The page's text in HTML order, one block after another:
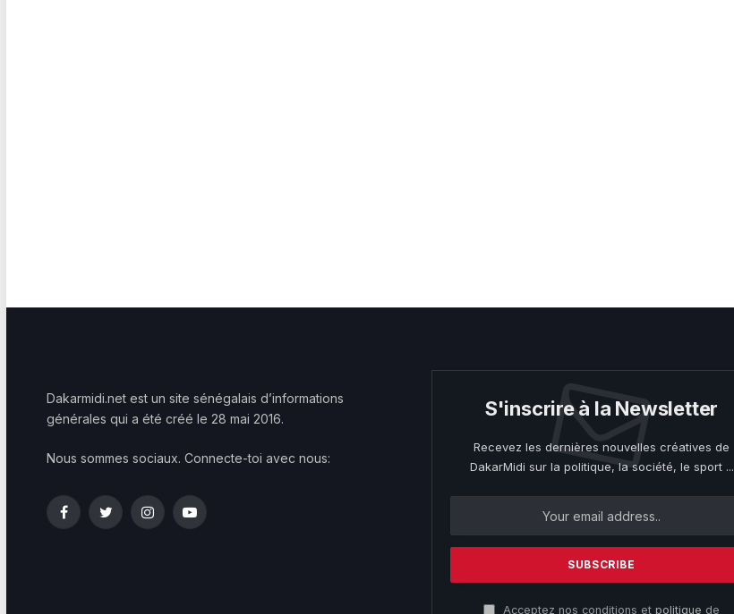
Dakarmidi.net est un site sénégalais d’informations
générales qui a été créé le 28 mai 2016.
Nous sommes sociaux. Connecte-toi avec nous:
FacebookTwitterInstagramYouTube
S'inscrire à la Newsletter
Recevez les dernières nouvelles créatives de
DakarMidi sur la politique, la société, le sport ...
Acceptez nos conditions et politique de